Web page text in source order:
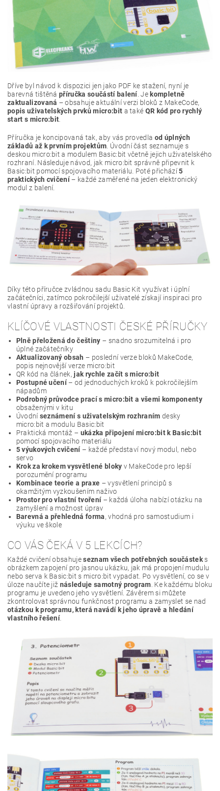
Dříve byl návod k dispozici jen jako PDF ke stažení, nyní je
barevná tištěnápříručka součástí balení. Je kompletně
zaktualizovaná – obsahuje aktuální verzi bloků z MakeCode,
popis uživatelských prvků micro:bit a také QR kód pro rychlý
start s micro:bit.
Příručka je koncipovaná tak, aby vás provedla od úplných
základů až k prvním projektům. Úvodní část seznamuje s
deskou micro:bit a modulem Basic:bit včetně jejich uživatelského
rozhraní. Následuje návod, jak micro:bit správně připevnit k
Basic:bit pomocí spojovacího materiálu. Poté přichází5
praktických cvičení – každé zaměřené na jeden elektronický
modul z balení.
Díky této příručce zvládnou sadu Basic Kit využívat i úplní
začátečníci, zatímco pokročilejší uživatelé získají inspiraci pro
vlastní úpravy a rozšiřování projektů.
KLÍČOVÉ VLASTNOSTI ČESKÉ PŘÍRUČKY
Plně přeložená do češtiny – snadno srozumitelná i pro
úplné začátečníky
Aktualizovaný obsah – poslední verze bloků MakeCode,
popis nejnovější verze micro:bit
QR kód na článek, jak rychle začít s micro:bit
Postupné učení – od jednoduchých kroků k pokročilejším
nápadům
Podrobný průvodce prací s micro:bit a všemi komponenty
obsaženými v kitu
Úvodní seznámení s uživatelským rozhraním desky
micro:bit a modulu Basic:bit
Praktická montáž – ukázka připojení micro:bit k Basic:bit
pomocí spojovacího materiálu
5 výukových cvičení – každé představí nový modul, nebo
servo
Krok za krokem vysvětlené bloky v MakeCode pro lepší
porozumění programu
Kombinace teorie a praxe – vysvětlení principů s
okamžitým vyzkoušením naživo
Prostor pro vlastní tvoření – každá úloha nabízí otázku na
zamyšlení a možnost úprav
Barevná a přehledná forma, vhodná pro samostudium i
výuku ve škole
CO VÁS ČEKÁ V 5 LEKCÍCH?
Každé cvičení obsahujeseznam všech potřebných součásteks
obrázkem zapojení pro jasnou ukázku, jak má propojení mudulu
nebo serva k Basic:bit s micro:bit vypadat. Po vysvětlení, co se v
úloze naučíte již následuje samotný program . Ke každému bloku
programu je uvedeno jeho vysvětlení. Závěrem si můžete
zkontrolovat správnou funkčnost programu a zamyslet se nad
otázkou k programu, která navádí k jeho úpravě a hledání
vlastního řešení